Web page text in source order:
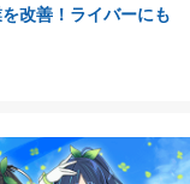
改善！ライバーにも